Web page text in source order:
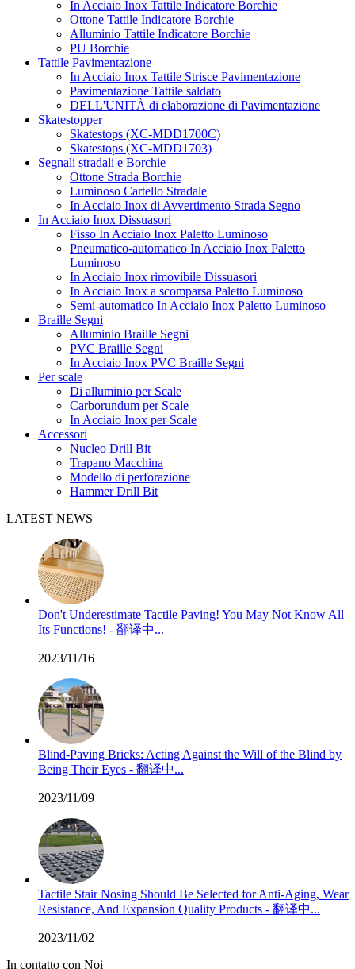
In Acciaio Inox Tattile Indicatore Borchie
Ottone Tattile Indicatore Borchie
Alluminio Tattile Indicatore Borchie
PU Borchie
Tattile Pavimentazione
In Acciaio Inox Tattile Strisce Pavimentazione
Pavimentazione Tattile saldato
DELL'UNITÀ di elaborazione di Pavimentazione
Skatestopper
Skatestops (XC-MDD1700C)
Skatestops (XC-MDD1703)
Segnali stradali e Borchie
Ottone Strada Borchie
Luminoso Cartello Stradale
In Acciaio Inox di Avvertimento Strada Segno
In Acciaio Inox Dissuasori
Fisso In Acciaio Inox Paletto Luminoso
Pneumatico-automatico In Acciaio Inox Paletto
Luminoso
In Acciaio Inox rimovibile Dissuasori
In Acciaio Inox a scomparsa Paletto Luminoso
Semi-automatico In Acciaio Inox Paletto Luminoso
Braille Segni
Alluminio Braille Segni
PVC Braille Segni
In Acciaio Inox PVC Braille Segni
Per scale
Di alluminio per Scale
Carborundum per Scale
In Acciaio Inox per Scale
Accessori
Nucleo Drill Bit
Trapano Macchina
Modello di perforazione
Hammer Drill Bit
LATEST NEWS
Don't Underestimate Tactile Paving! You May Not Know All
Its Functions! - 翻译中...
2023/11/16
Blind-Paving Bricks: Acting Against the Will of the Blind by
Being Their Eyes - 翻译中...
2023/11/09
Tactile Stair Nosing Should Be Selected for Anti-Aging, Wear
Resistance, And Expansion Quality Products - 翻译中...
2023/11/02
In contatto con Noi